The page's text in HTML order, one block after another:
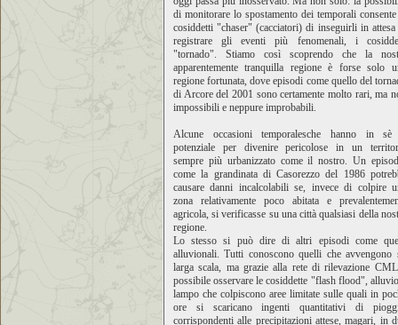
di monitorare lo spostamento dei temporali
cosiddetti "chaser" (cacciatori) di inseguirli in
registrare gli eventi più fenomenali, i
"tornado". Stiamo così scoprendo che la
apparentemente tranquilla regione è forse solo
regione fortunata, dove episodi come quello del
di Arcore del 2001 sono certamente molto rari, ma
impossibili e neppure improbabili.
Alcune occasioni temporalesche hanno in
potenziale per divenire pericolose in un
sempre più urbanizzato come il nostro. Un
come la grandinata di Casorezzo del 1986
causare danni incalcolabili se, invece di colpire
zona relativamente poco abitata e
agricola, si verificasse su una città qualsiasi della
regione.
Lo stesso si può dire di altri episodi come
alluvionali. Tutti conoscono quelli che avvengono
larga scala, ma grazie alla rete di rilevazione
possibile osservare le cosiddette "flash flood",
lampo che colpiscono aree limitate sulle quali in
ore si scaricano ingenti quantitativi di
corrispondenti alle precipitazioni attese, magari, in